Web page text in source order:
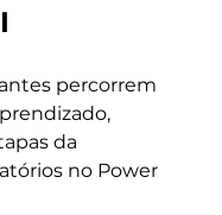
percorrem
da
no Power